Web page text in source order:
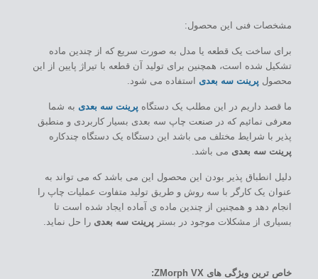
مشخصات فنی این محصول:
برای ساخت یک قطعه یا مدل به صورت سریع که از چندین ماده
تشکیل شده است، همچنین برای تولید آن قطعه با تیراژ پایین از این
محصول پرینت سه بعدی استفاده می شود.
ما قصد داریم در این مطلب یک دستگاه پرینت سه بعدی به شما
معرفی نمائیم که در صنعت چاپ سه بعدی بسیار کاربردی و منطبق
پذیر با شرایط مختلف می باشد این دستگاه یک دستگاه چندکاره
پرینت سه بعدی می باشد.
دلیل انطباق پذیر بودن این محصول این می باشد که می تواند به
عنوان یک کارگر با سه روش و طریق تولید متفاوت عملیات چاپ را
انجام دهد و همچنین از چندین ماده ی آماده ایجاد شده است تا
بسیاری از مشکلات موجود در بستر پرینت سه بعدی را حل نماید.
خاص ترین ویژگی های ZMorph VX: